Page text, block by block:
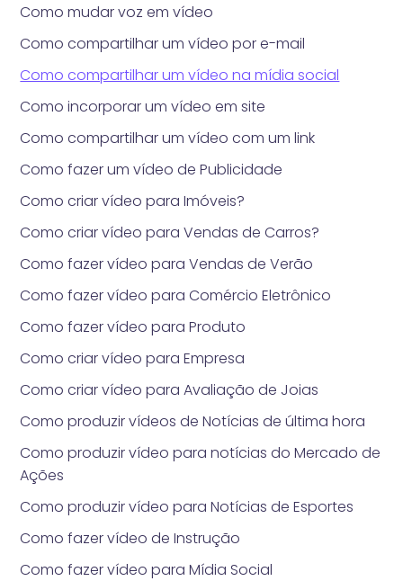
Como mudar voz em vídeo
Como compartilhar um vídeo por e-mail
Como compartilhar um vídeo na mídia social
Como incorporar um vídeo em site
Como compartilhar um vídeo com um link
Como fazer um vídeo de Publicidade
Como criar vídeo para Imóveis?
Como criar vídeo para Vendas de Carros?
Como fazer vídeo para Vendas de Verão
Como fazer vídeo para Comércio Eletrônico
Como fazer vídeo para Produto
Como criar vídeo para Empresa
Como criar vídeo para Avaliação de Joias
Como produzir vídeos de Notícias de última hora
Como produzir vídeo para notícias do Mercado de
Ações
Como produzir vídeo para Notícias de Esportes
Como fazer vídeo de Instrução
Como fazer vídeo para Mídia Social